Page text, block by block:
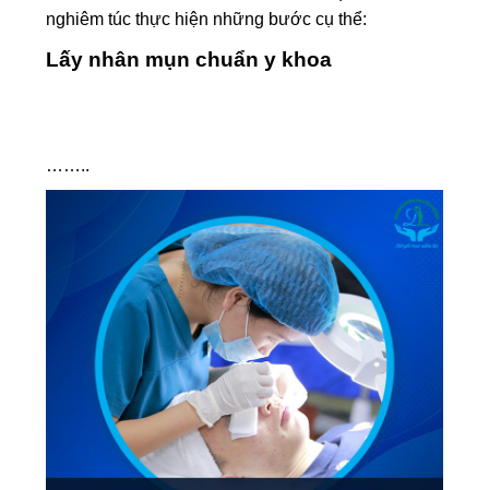
nghiêm túc thực hiện những bước cụ thể:
Lấy nhân mụn chuẩn y khoa
……..